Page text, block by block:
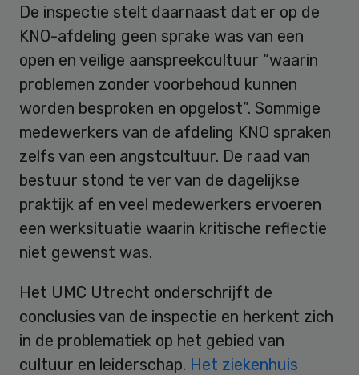
De inspectie stelt daarnaast dat er op de
KNO-afdeling geen sprake was van een
open en veilige aanspreekcultuur “waarin
problemen zonder voorbehoud kunnen
worden besproken en opgelost”. Sommige
medewerkers van de afdeling KNO spraken
zelfs van een angstcultuur. De raad van
bestuur stond te ver van de dagelijkse
praktijk af en veel medewerkers ervoeren
een werksituatie waarin kritische reflectie
niet gewenst was.
Het UMC Utrecht onderschrijft de
conclusies van de inspectie en herkent zich
in de problematiek op het gebied van
cultuur en leiderschap. Het ziekenhuis